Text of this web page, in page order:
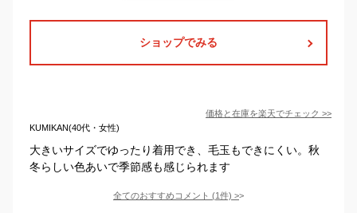
ショップでみる
価格と在庫を楽天でチェック >>
KUMIKAN(40代・女性)
大きいサイズでゆったり着用でき、毛玉もできにくい。秋
冬らしい色あいで季節感も感じられます
全てのおすすめコメント (1件) >